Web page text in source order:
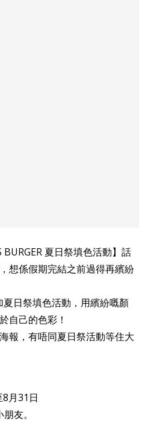
BURGER 夏日祭填色活動】話
想係假期完結之前過得再繽紛
夏日祭填色活動，用繽紛嘅顏
自己的色彩！
報，有唔同夏日祭活動等住大
月31日
友。